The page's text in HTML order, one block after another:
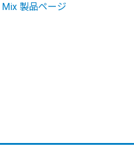
Mix 製品ページ